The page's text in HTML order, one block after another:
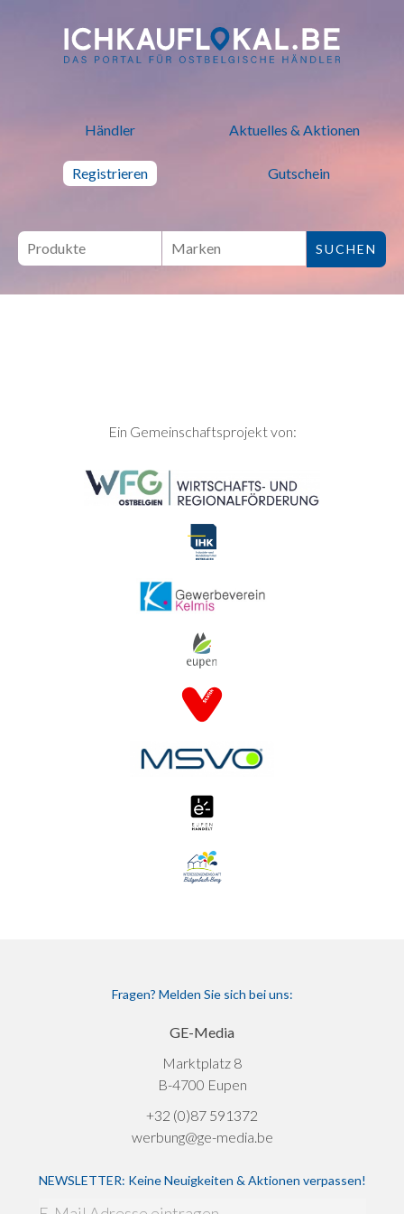
ich kauf lokal - Bei lokalen
Händler Aktuelles & Aktionen
Registrieren Gutschein
SEITENFUSSEin Gemeinschaftsprojekt von:
Fragen? Melden Sie sich bei uns:
GE-Media
Marktplatz 8
B-4700 Eupen
+32 (0)87 591372
werbung@ge-media.be
NEWSLETTER: Keine Neuigkeiten & Aktionen verpassen!